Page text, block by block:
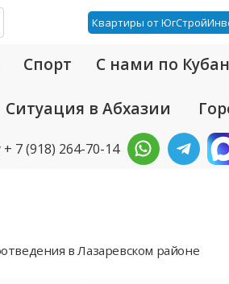
Квартиры от
Спорт С нами по
Ситуация в Абхазии
+ 7 (918) 264-70-14
в Лазаревском районе